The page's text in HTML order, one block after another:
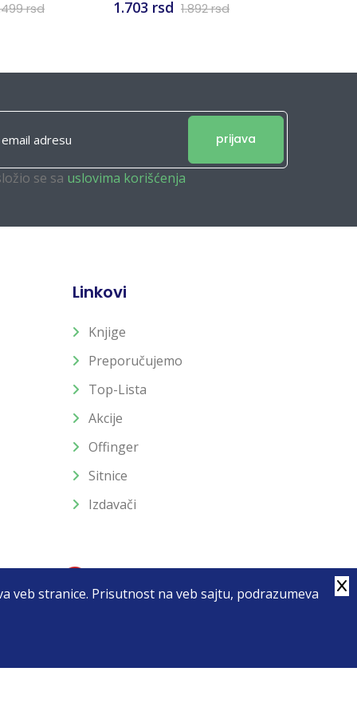
veb stranice. Prisutnost na veb sajtu, podrazumeva
rsd 1.703 rsd 1.892 rsd
prijava
se sa uslovima korišćenja
Linkovi
Knjige
Preporučujemo
Top-Lista
Akcije
Offinger
Sitnice
Izdavači